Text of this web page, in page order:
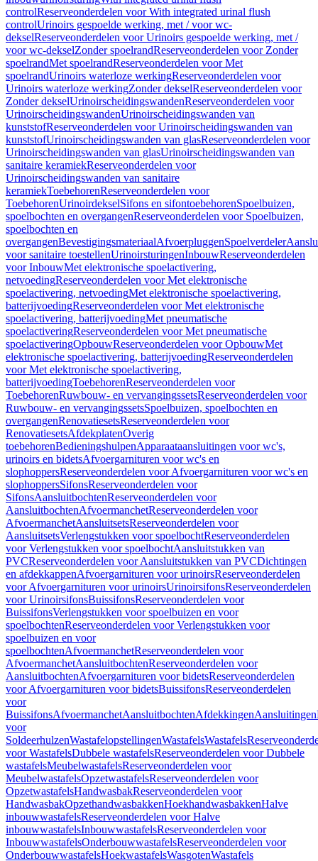
controlReserveonderdelen voor With integrated urinal flush
controlUrinoirs gespoelde werking, met / voor wc-
dekselReserveonderdelen voor Urinoirs gespoelde werking, met /
voor wc-dekselZonder spoelrandReserveonderdelen voor Zonder
spoelrandMet spoelrandReserveonderdelen voor Met
spoelrandUrinoirs waterloze werkingReserveonderdelen voor
Urinoirs waterloze werkingZonder dekselReserveonderdelen voor
Zonder dekselUrinoirscheidingswandenReserveonderdelen voor
UrinoirscheidingswandenUrinoirscheidingswanden van
kunststofReserveonderdelen voor Urinoirscheidingswanden van
kunststofUrinoirscheidingswanden van glasReserveonderdelen voor
Urinoirscheidingswanden van glasUrinoirscheidingswanden van
sanitaire keramiekReserveonderdelen voor
Urinoirscheidingswanden van sanitaire
keramiekToebehorenReserveonderdelen voor
ToebehorenUrinoirdekselSifons en sifontoebehorenSpoelbuizen,
spoelbochten en overgangenReserveonderdelen voor Spoelbuizen,
spoelbochten en
overgangenBevestigingsmateriaalAfvoerpluggenSpoelverdeler
voor sanitaire toestellenUrinoirsturingenInbouwReserveonderdelen
voor InbouwMet elektronische spoelactivering,
netvoedingReserveonderdelen voor Met elektronische
spoelactivering, netvoedingMet elektronische spoelactivering,
batterijvoedingReserveonderdelen voor Met elektronische
spoelactivering, batterijvoedingMet pneumatische
spoelactiveringReserveonderdelen voor Met pneumatische
spoelactiveringOpbouwReserveonderdelen voor OpbouwMet
elektronische spoelactivering, batterijvoedingReserveonderdelen
voor Met elektronische spoelactivering,
batterijvoedingToebehorenReserveonderdelen voor
ToebehorenRuwbouw- en vervangingssetsReserveonderdelen voor
Ruwbouw- en vervangingssetsSpoelbuizen, spoelbochten en
overgangenRenovatiesetsReserveonderdelen voor
RenovatiesetsAfdekplatenOverig
toebehorenBedieningshulpenApparaataansluitingen voor wc's,
urinoirs en bidetsAfvoergarnituren voor wc's en
slophoppersReserveonderdelen voor Afvoergarnituren voor wc's en
slophoppersSifonsReserveonderdelen voor
SifonsAansluitbochtenReserveonderdelen voor
AansluitbochtenAfvoermanchetReserveonderdelen voor
AfvoermanchetAansluitsetsReserveonderdelen voor
AansluitsetsVerlengstukken voor spoelbochtReserveonderdelen
voor Verlengstukken voor spoelbochtAansluitstukken van
PVCReserveonderdelen voor Aansluitstukken van PVCDichtingen
en afdekkappenAfvoergarnituren voor urinoirsReserveonderdelen
voor Afvoergarnituren voor urinoirsUrinoirsifonsReserveonderdelen
voor UrinoirsifonsBuissifonsReserveonderdelen voor
BuissifonsVerlengstukken voor spoelbuizen en voor
spoelbochtenReserveonderdelen voor Verlengstukken voor
spoelbuizen en voor
spoelbochtenAfvoermanchetReserveonderdelen voor
AfvoermanchetAansluitbochtenReserveonderdelen voor
AansluitbochtenAfvoergarnituren voor bidetsReserveonderdelen
voor Afvoergarnituren voor bidetsBuissifonsReserveonderdelen
voor
BuissifonsAfvoermanchetAansluitbochtenAfdekkingenAansluitingen
voor
SoldeerhulzenWastafelopstellingenWastafelsWastafels
voor WastafelsDubbele wastafelsReserveonderdelen voor Dubbele
wastafelsMeubelwastafelsReserveonderdelen voor
MeubelwastafelsOpzetwastafelsReserveonderdelen voor
OpzetwastafelsHandwasbakReserveonderdelen voor
HandwasbakOpzethandwasbakkenHoekhandwasbakkenHalve
inbouwwastafelsReserveonderdelen voor Halve
inbouwwastafelsInbouwwastafelsReserveonderdelen voor
InbouwwastafelsOnderbouwwastafelsReserveonderdelen voor
OnderbouwwastafelsHoekwastafelsWasgotenWastafels